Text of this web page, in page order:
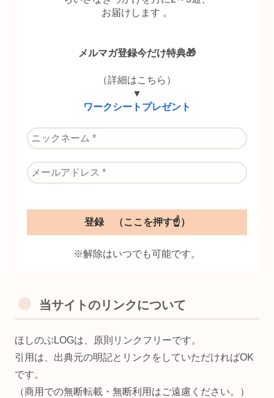
お届けします 。
メルマガ登録今だけ特典🎁
（詳細はこちら）
▼
ワークシートプレゼント
※解除はいつでも可能です。
当サイトのリンクについて
ほしのぶLOGは、原則リンクフリーです。
引用は、出典元の明記とリンクをしていただければOK
です。
（商用での無断転載・無断利用はご遠慮ください。）